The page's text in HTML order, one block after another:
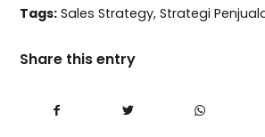
Tags: Sales Strategy,Strategi
Share this entry